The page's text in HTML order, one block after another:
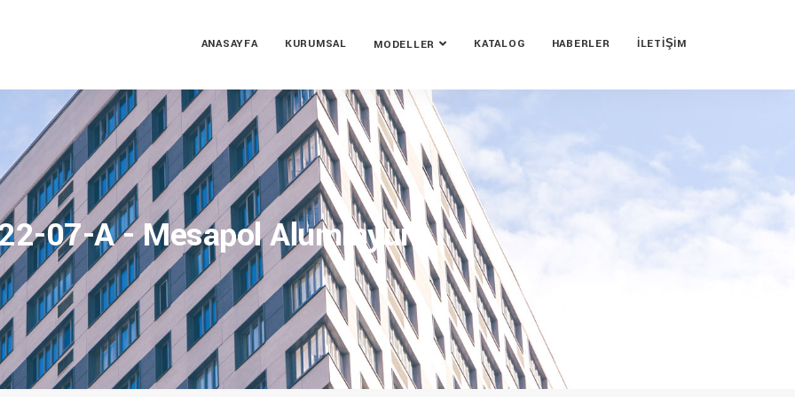
ANASAYFA KURUMSAL MODELLER KATALOG HABERLER İLETIŞIM
07-A - Mesapol Aluminyum